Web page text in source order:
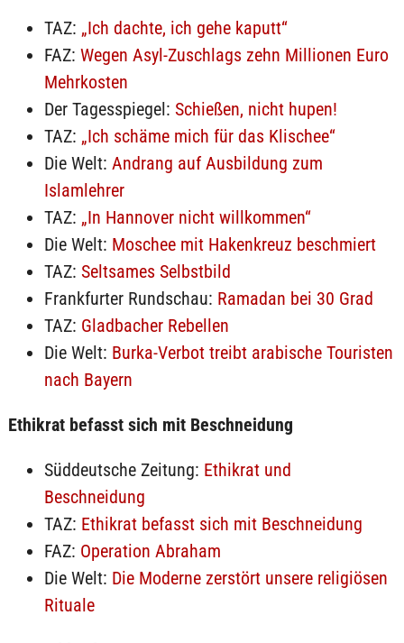
TAZ: „Ich dachte, ich gehe kaputt“
FAZ: Wegen Asyl-Zuschlags zehn Millionen Euro
Mehrkosten
Der Tagesspiegel: Schießen, nicht hupen!
TAZ: „Ich schäme mich für das Klischee“
Die Welt: Andrang auf Ausbildung zum
Islamlehrer
TAZ: „In Hannover nicht willkommen“
Die Welt: Moschee mit Hakenkreuz beschmiert
TAZ: Seltsames Selbstbild
Frankfurter Rundschau: Ramadan bei 30 Grad
TAZ: Gladbacher Rebellen
Die Welt: Burka-Verbot treibt arabische Touristen
nach Bayern
Ethikrat befasst sich mit Beschneidung
Süddeutsche Zeitung: Ethikrat und
Beschneidung
TAZ: Ethikrat befasst sich mit Beschneidung
FAZ: Operation Abraham
Die Welt: Die Moderne zerstört unsere religiösen
Rituale